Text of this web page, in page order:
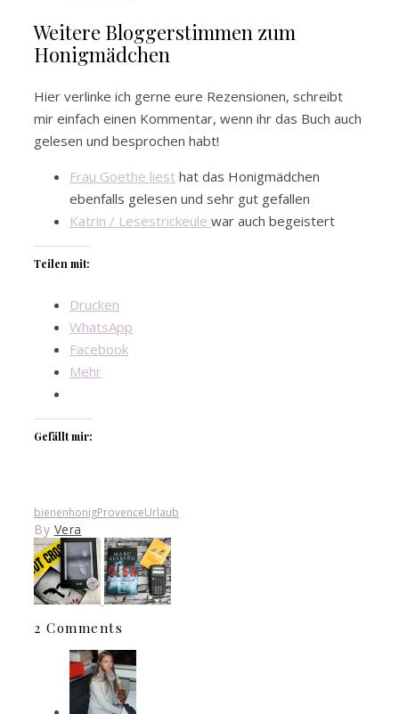
Weitere Bloggerstimmen zum
Honigmädchen
Hier verlinke ich gerne eure Rezensionen, schreibt
mir einfach einen Kommentar, wenn ihr das Buch auch
gelesen und besprochen habt!
Frau Goethe liest hat das Honigmädchen
ebenfalls gelesen und sehr gut gefallen
Katrin / Lesestrickeule war auch begeistert
Teilen mit:
Drucken
WhatsApp
Facebook
Mehr
Gefällt mir:
bienenhonigProvenceUrlaub
By Vera
2 Comments